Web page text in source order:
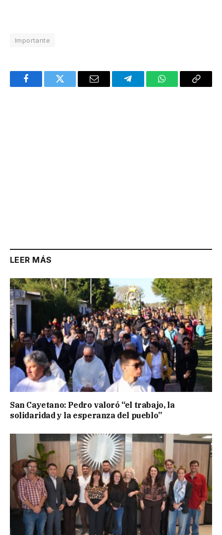
Importante
FacebookTwitter Email TelegramWhatsAppCopy
LEER MÁS
San Cayetano: Pedro valoró “el trabajo, la
solidaridad y la esperanza del pueblo”